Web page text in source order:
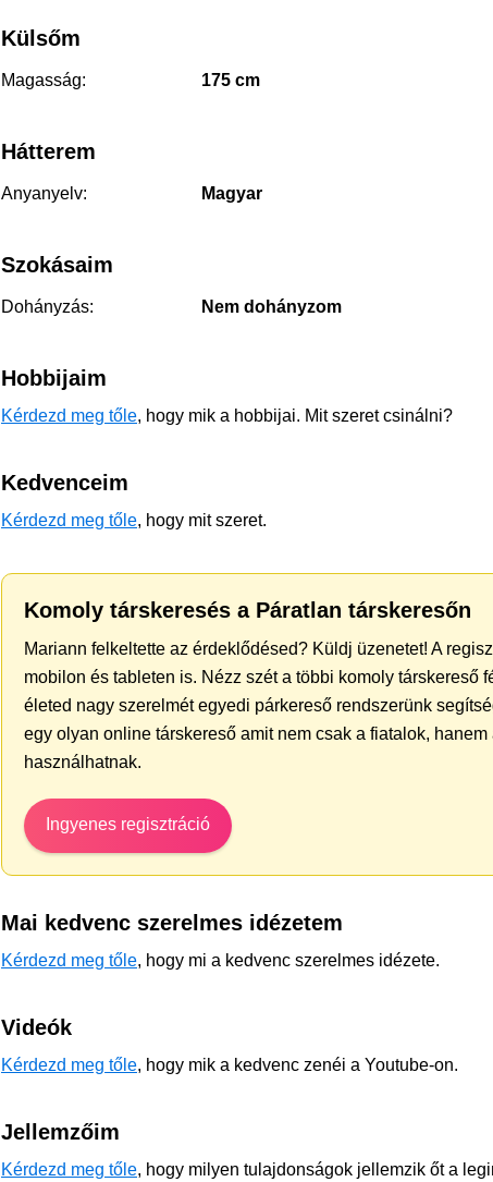
Külsőm
Magasság: 175 cm
Hátterem
Anyanyelv: Magyar
Szokásaim
Dohányzás: Nem dohányzom
Hobbijaim
Kérdezd meg tőle, hogy mik a hobbijai. Mit szeret csinálni?
Kedvenceim
Kérdezd meg tőle, hogy mit szeret.
Komoly társkeresés a Páratlan társkeresőn
Mariann felkeltette az érdeklődésed? Küldj üzenetet! A
mobilon és tableten is. Nézz szét a többi komoly társkereső
életed nagy szerelmét egyedi párkereső rendszerünk
egy olyan online társkereső amit nem csak a fiatalok,
használhatnak.
Ingyenes regisztráció
Mai kedvenc szerelmes idézetem
Kérdezd meg tőle, hogy mi a kedvenc szerelmes idézete.
Videók
Kérdezd meg tőle, hogy mik a kedvenc zenéi a Youtube-on.
Jellemzőim
Kérdezd meg tőle, hogy milyen tulajdonságok jellemzik őt a